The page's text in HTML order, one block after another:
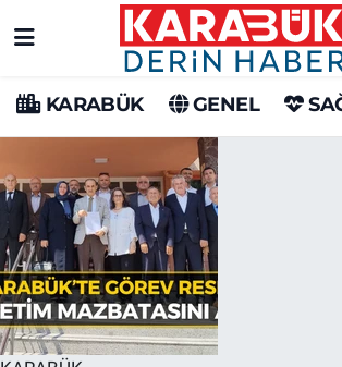
KARABÜK GENEL
Karabük Hava Durumu
Karabük Trafik Yoğunluk Haritası
Süper Lig Puan Durumu ve Fikstür
Tüm Manşetler
Son Dakika Haberleri